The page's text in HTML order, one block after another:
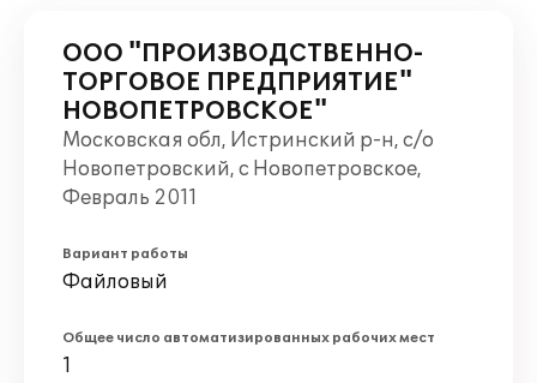
ООО "ПРОИЗВОДСТВЕННО-
ТОРГОВОЕ ПРЕДПРИЯТИЕ"
НОВОПЕТРОВСКОЕ"
Московская обл, Истринский р-н, с/о
Новопетровский, с Новопетровское,
Февраль 2011
Вариант работы
Файловый
Общее число автоматизированных рабочих мест
1